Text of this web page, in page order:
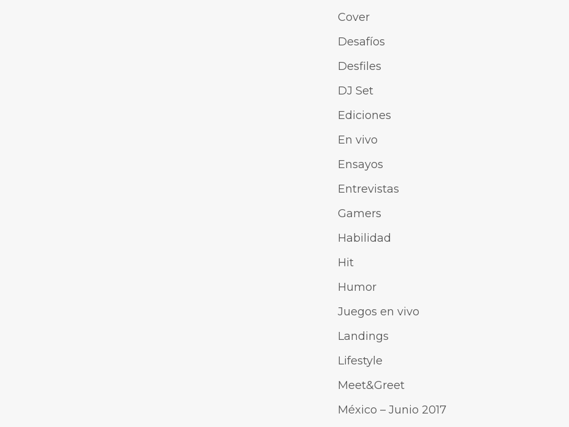
Cover
Desafíos
Desfiles
DJ Set
Ediciones
En vivo
Ensayos
Entrevistas
Gamers
Habilidad
Hit
Humor
Juegos en vivo
Landings
Lifestyle
Meet&Greet
México – Junio 2017